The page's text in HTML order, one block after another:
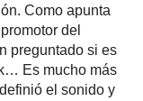
Como apunta
del
preguntado si es
Es mucho más
el sonido y